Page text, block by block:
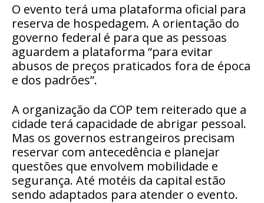
O evento terá uma plataforma oficial para
reserva de hospedagem. A orientação do
governo federal é para que as pessoas
aguardem a plataforma “para evitar
abusos de preços praticados fora de época
e dos padrões”.
A organização da COP tem reiterado que a
cidade terá capacidade de abrigar pessoal.
Mas os governos estrangeiros precisam
reservar com antecedência e planejar
questões que envolvem mobilidade e
segurança. Até motéis da capital estão
sendo adaptados para atender o evento.